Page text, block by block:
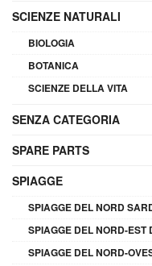
SCIENZE NATURALI
BIOLOGIA
BOTANICA
SCIENZE DELLA VITA
SENZA CATEGORIA
SPARE PARTS
SPIAGGE
SPIAGGE DEL NORD
SPIAGGE DEL NORD-
SPIAGGE DEL NORD-